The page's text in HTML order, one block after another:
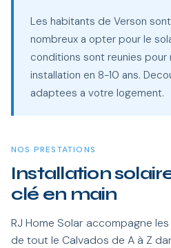
Les habitants de Verson
nombreux a opter pour le
conditions sont reunies
installation en 8-10 ans.
adaptees a votre logement.
NOS PRESTATIONS
Installation
clé en main
RJ Home Solar accompagne
de tout le Calvados de A à Z